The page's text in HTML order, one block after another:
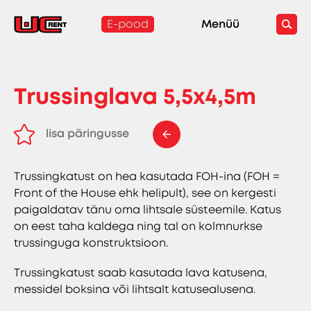
E-pood Menüü
Trussinglava 5,5x4,5m
lisa päringusse
Trussingkatust on hea kasutada FOH-ina (FOH =
Front of the House ehk helipult), see on kergesti
paigaldatav tänu oma lihtsale süsteemile. Katus
on eest taha kaldega ning tal on kolmnurkse
trussinguga konstruktsioon.
Trussingkatust saab kasutada lava katusena,
messidel boksina või lihtsalt katusealusena.